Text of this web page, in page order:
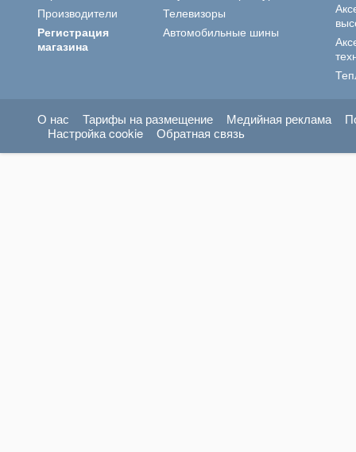
Производители
Регистрация
магазина
Телевизоры
Автомобильные шины
О нас Тарифы на размещение Медийная реклама
Настройка cookie
Обратная связь